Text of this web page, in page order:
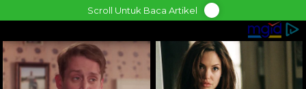
to
Scroll Untuk Baca Artikel